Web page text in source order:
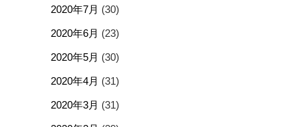
2020年7月 (30)
2020年6月 (23)
2020年5月 (30)
2020年4月 (31)
2020年3月 (31)